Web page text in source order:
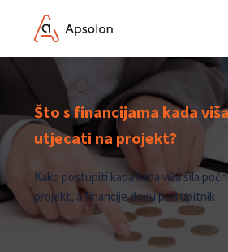
Što s financijama kada
utjecati na projekt?
Kako postupiti kada kada viša sila
projekt, a financije dođu pod upitnik